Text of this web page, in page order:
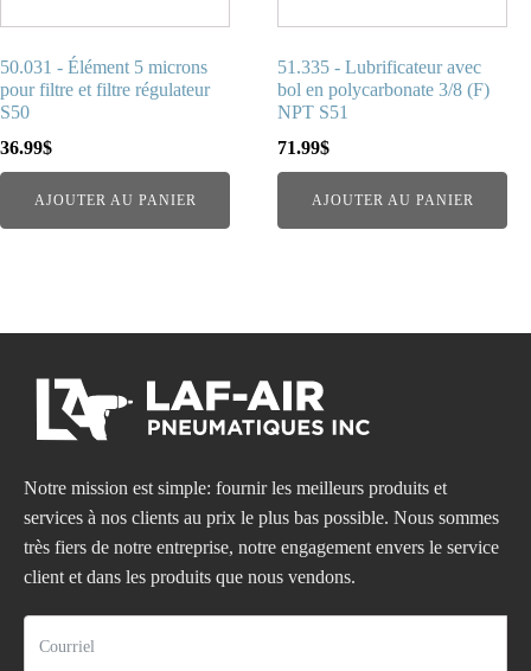
50.031 - Élément 5 microns
pour filtre et filtre régulateur
S50
36.99$
AJOUTER AU PANIER
51.335 - Lubrificateur avec
bol en polycarbonate 3/8 (F)
NPT S51
71.99$
AJOUTER AU PANIER
Notre mission est simple: fournir les meilleurs produits et
services à nos clients au prix le plus bas possible. Nous sommes
très fiers de notre entreprise, notre engagement envers le service
client et dans les produits que nous vendons.